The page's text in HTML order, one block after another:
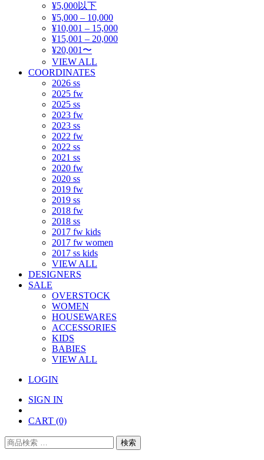
¥5,000以下
¥5,000 – 10,000
¥10,001 – 15,000
¥15,001 – 20,000
¥20,001〜
VIEW ALL
COORDINATES
2026 ss
2025 fw
2025 ss
2023 fw
2023 ss
2022 fw
2022 ss
2021 ss
2020 fw
2020 ss
2019 fw
2019 ss
2018 fw
2018 ss
2017 fw kids
2017 fw women
2017 ss kids
VIEW ALL
DESIGNERS
SALE
OVERSTOCK
WOMEN
HOUSEWARES
ACCESSORIES
KIDS
BABIES
VIEW ALL
LOGIN
SIGN IN
CART (0)
検
検索